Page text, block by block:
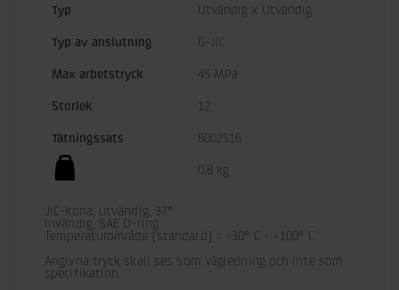
Typ Utvändig x Utvändig
Typ av anslutning G-JIC
Max arbetstryck 45 MPa
Storlek 12
Tätningssats 6002516
0,8 kg
JIC-kona, utvändig, 37°
Invändig, SAE O-ring
Temperaturområde (standard) = -30° C - +100° C
Angivna tryck skall ses som vägledning och inte som
specifikation.